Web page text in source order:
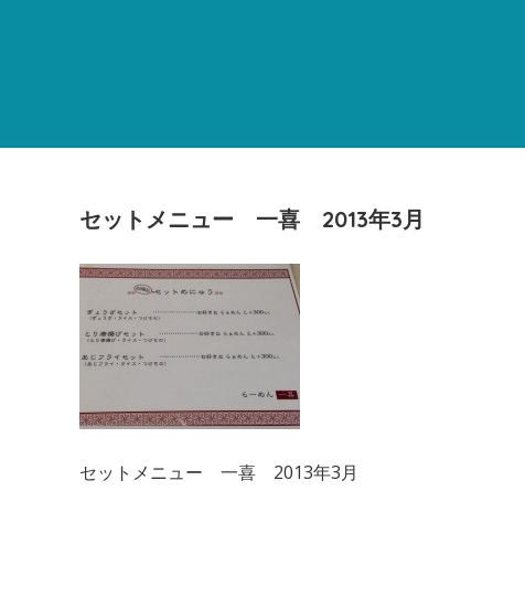
セットメニュー 一喜 2013年3月
セットメニュー 一喜 2013年3月